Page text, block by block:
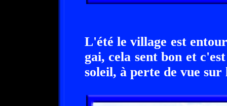
L'été le village est
gai, cela sent bon et
soleil, à perte de vue